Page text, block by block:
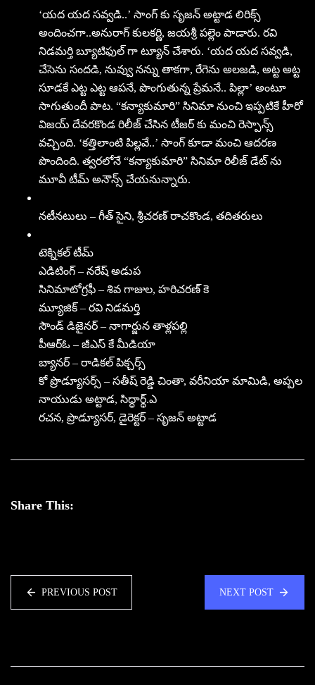
‘యద యద సవ్వడి..’ సాంగ్ కు సృజన్ అట్టాడ లిరిక్స్
అందించగా..అనురాగ్ కులకర్ణి, జయశ్రీ పల్లెం పాడారు. రవి
నిడమర్తి బ్యూటిఫుల్ గా ట్యూన్ చేశారు. ‘యద యద సవ్వడి,
చేసెను సందడి, నువ్వు నన్ను తాకగా, రేగెను అలజడి, అట్ట అట్ట
సూడకే ఎట్ట ఎట్ట ఆపనే, పొంగుతున్న ప్రేమనే.. పిల్లా’ అంటూ
సాగుతుందీ పాట. “కన్యాకుమారి” సినిమా నుంచి ఇప్పటికే హీరో
విజయ్ దేవరకొండ రిలీజ్ చేసిన టీజర్ కు మంచి రెస్పాన్స్
వచ్చింది. ‘కత్తిలాంటి పిల్లవే..’ సాంగ్ కూడా మంచి ఆదరణ
పొందింది. త్వరలోనే “కన్యాకుమారి” సినిమా రిలీజ్ డేట్ ను
మూవీ టీమ్ అనౌన్స్ చేయనున్నారు.
నటీనటులు – గీత్ సైని, శ్రీచరణ్ రాచకొండ, తదితరులు
టెక్నికల్ టీమ్
ఎడిటింగ్ – నరేష్ అడుప
సినిమాటోగ్రఫీ – శివ గాజుల, హరిచరణ్ కె
మ్యూజిక్ – రవి నిడమర్తి
సౌండ్ డిజైనర్ – నాగార్జున తాళ్లపల్లి
పీఆర్ఓ – జీఎస్ కే మీడియా
బ్యానర్ – రాడికల్ పిక్చర్స్
కో ప్రొడ్యూసర్స్ – సతీష్ రెడ్డి చింతా, వరీనియా మామిడి, అప్పల
నాయుడు అట్టాడ, సిద్ధార్థ్.ఎ
రచన, ప్రొడ్యూసర్, డైరెక్టర్ – సృజన్ అట్టాడ
Share This:
PREVIOUS POST NEXT POST